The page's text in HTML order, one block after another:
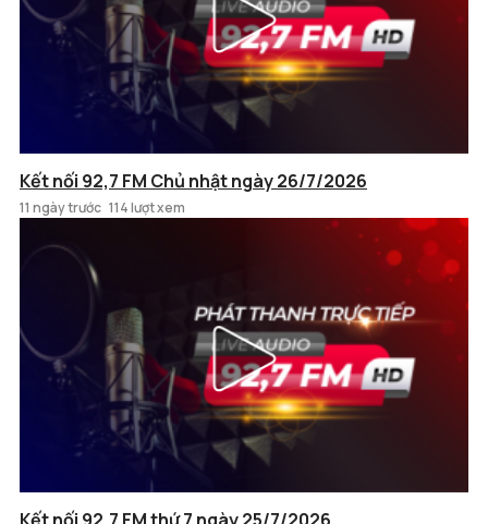
Kết nối 92,7 FM Chủ nhật ngày 26/7/2026
11 ngày trước 114 lượt xem